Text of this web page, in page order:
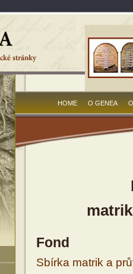
HOME O GENEA
Fond
Sbírka matrik a